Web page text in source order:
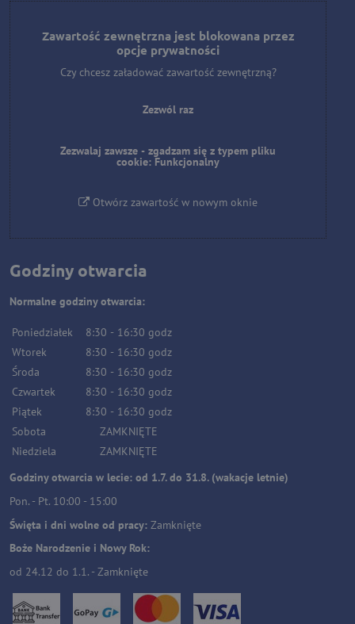
Zawartość zewnętrzna jest blokowana przez
opcje prywatności
Czy chcesz załadować zawartość zewnętrzną?
Zezwól raz
Zezwalaj zawsze - zgadzam się z typem pliku
cookie: Funkcjonalny
Otwórz zawartość w nowym oknie
Godziny otwarcia
Normalne godziny otwarcia:
Poniedziałek 8:30 - 16:30 godz
Wtorek
8:30 - 16:30 godz
Środa
8:30 - 16:30 godz
Czwartek
8:30 - 16:30 godz
Piątek
8:30 - 16:30 godz
Sobota
ZAMKNIĘTE
Niedziela
ZAMKNIĘTE
Godziny otwarcia w lecie: od 1.7. do 31.8. (wakacje letnie)
Pon. - Pt. 10:00 - 15:00
Święta i dni wolne od pracy: Zamknięte
Boże Narodzenie i Nowy Rok:
od 24.12 do 1.1. - Zamknięte